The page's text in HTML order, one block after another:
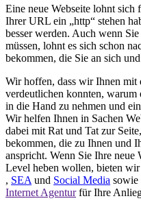
Eine neue Webseite lohnt
Ihrer URL ein „http“ stehen
besser werden. Auch wenn
müssen, lohnt es sich schon
bekommen, die Sie an sich
Wir hoffen, dass wir Ihnen mit
verdeutlichen konnten, warum
in die Hand zu nehmen und
Wir helfen Ihnen in Sachen
dabei mit Rat und Tat zur
bekommen, die zu Ihnen und
anspricht. Wenn Sie Ihre neue
Level heben wollen, bieten
, SEAund Social Media sowie
Internet Agenturfür Ihre